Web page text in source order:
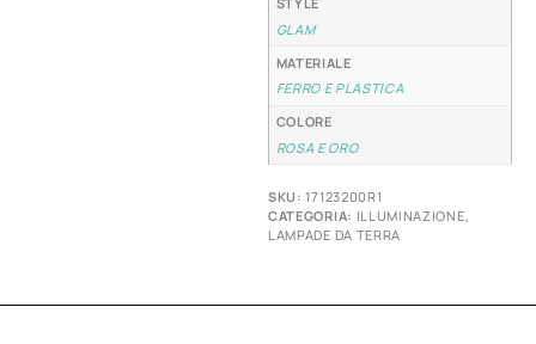
GLAM
MATERIALE
FERRO E PLASTICA
COLORE
ROSA E ORO
SKU:17123200R1
CATEGORIA: ILLUMINAZIONE
LAMPADE DA TERRA